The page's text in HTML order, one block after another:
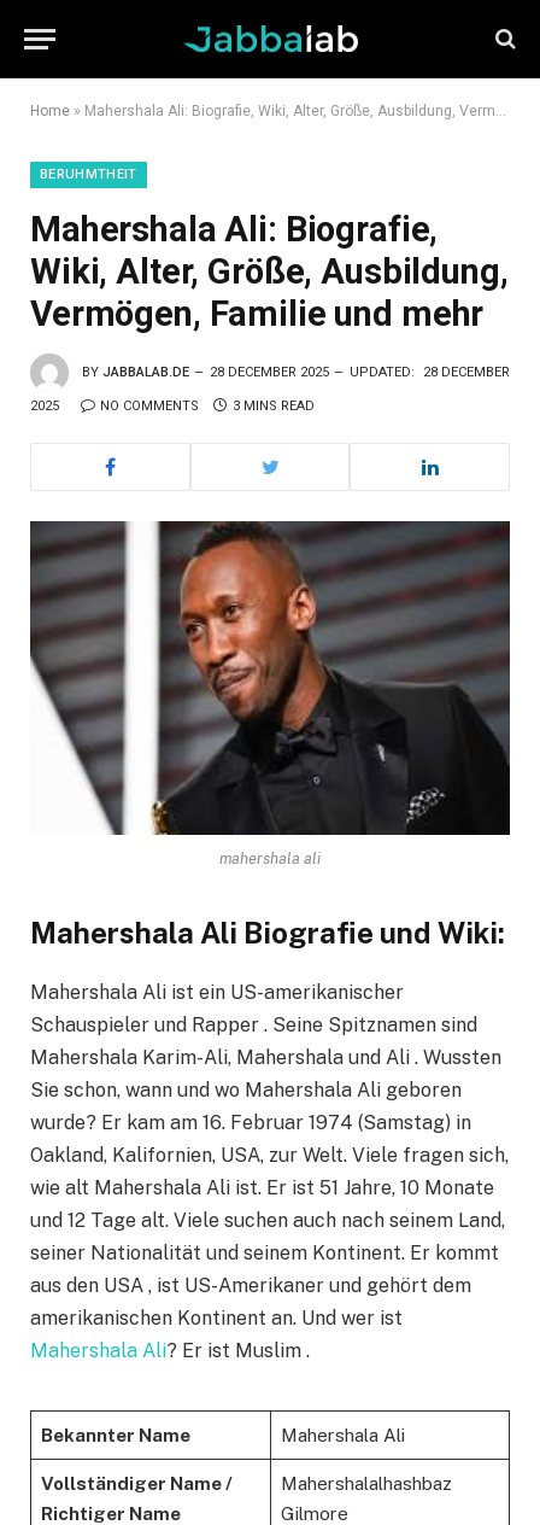
Home » Mahershala Ali: Biografie, Wiki, Alter, Größe, Ausbildung, Vermögen, Familie und mehr
BERUHMTHEIT
Mahershala Ali: Biografie,
Wiki, Alter, Größe, Ausbildung,
Vermögen, Familie und mehr
BY JABBALAB.DE 28 DECEMBER 2025 UPDATED: 28 DECEMBER
2025 NO COMMENTS 3 MINS READ
mahershala ali
Mahershala Ali Biografie und Wiki:
Mahershala Ali ist ein US-amerikanischer
Schauspieler und Rapper . Seine Spitznamen sind
Mahershala Karim-Ali, Mahershala und Ali . Wussten
Sie schon, wann und wo Mahershala Ali geboren
wurde? Er kam am 16. Februar 1974 (Samstag) in
Oakland, Kalifornien, USA, zur Welt. Viele fragen sich,
wie alt Mahershala Ali ist. Er ist 51 Jahre, 10 Monate
und 12 Tage alt. Viele suchen auch nach seinem Land,
seiner Nationalität und seinem Kontinent. Er kommt
aus den USA , ist US-Amerikaner und gehört dem
amerikanischen Kontinent an. Und wer ist
Mahershala Ali? Er ist Muslim .
Bekannter Name Mahershala Ali
Vollständiger Name /
Richtiger Name
Mahershalalhashbaz
Gilmore